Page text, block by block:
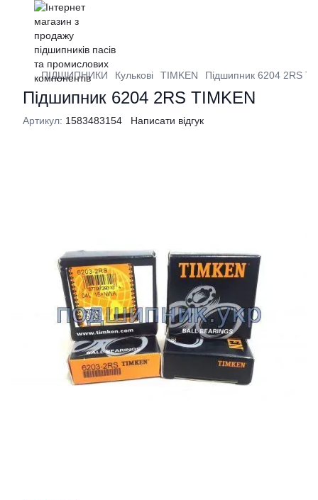
ПІДШИПНИКИ Кулькові TIMKEN Підшипник 6204 2RS
Підшипник 6204 2RS TIMKEN
Артикул: 1583483154 Написати відгук